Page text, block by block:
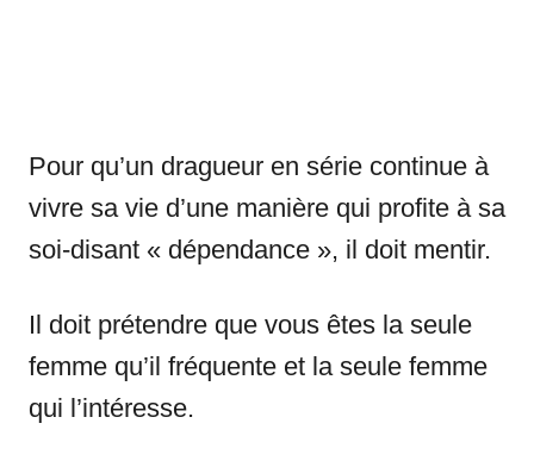
Pour qu’un dragueur en série continue à
vivre sa vie d’une manière qui profite à sa
soi-disant « dépendance », il doit mentir.
Il doit prétendre que vous êtes la seule
femme qu’il fréquente et la seule femme
qui l’intéresse.